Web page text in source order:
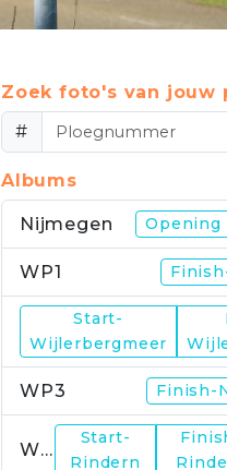
Zoek foto's van jouw
#
Albums
Nijmegen Opening
WP1
Start-
Wijlerbergmeer
WP3 Finish-
WP4
Start-
Rindern